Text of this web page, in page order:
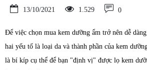
13/10/2021 1.529 0
Để việc chọn mua kem dưỡng ẩm trở nên dễ
hai yếu tố là loại da và thành phần của kem
là bí kíp cụ thể để bạn "định vị" được lọ kem